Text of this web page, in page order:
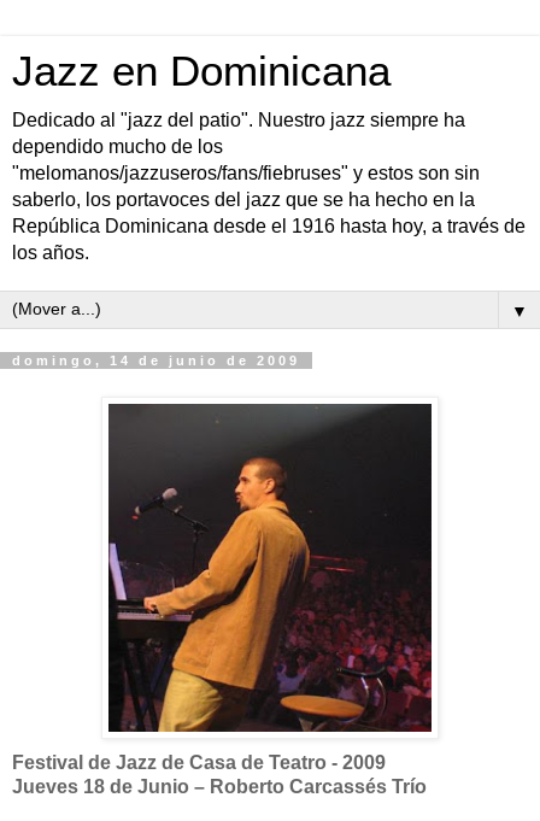
Jazz en Dominicana
Dedicado al "jazz del patio". Nuestro jazz siempre ha
dependido mucho de los
"melomanos/jazzuseros/fans/fiebruses" y estos son sin
saberlo, los portavoces del jazz que se ha hecho en la
República Dominicana desde el 1916 hasta hoy, a través de
los años.
▼
domingo, 14 de junio de 2009
Festival de Jazz de Casa de Teatro - 2009
Jueves 18 de Junio – Roberto Carcassés Trío